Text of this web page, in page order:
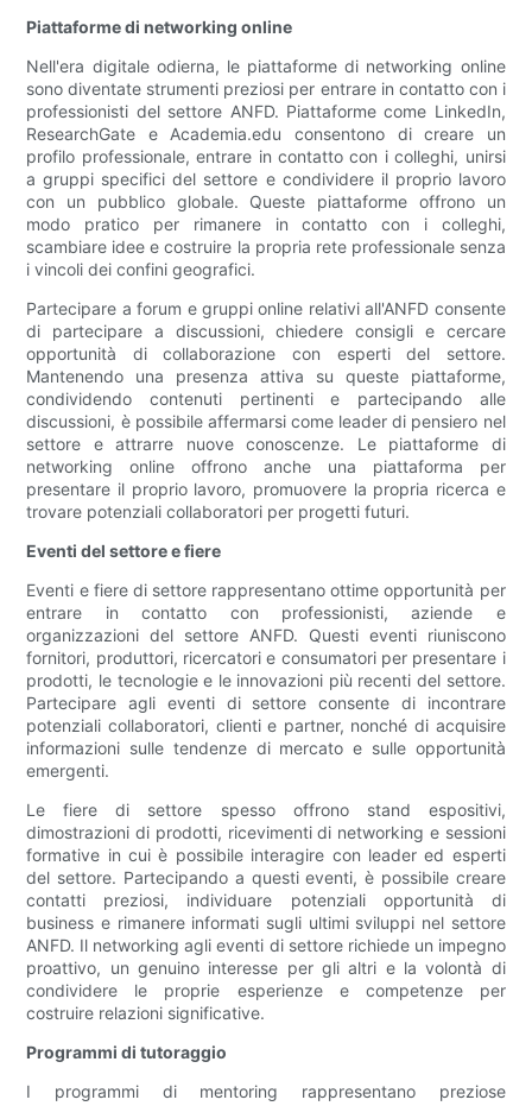
Piattaforme di networking online
Nell'era digitale odierna, le piattaforme di networking online
sono diventate strumenti preziosi per entrare in contatto con i
professionisti del settore ANFD. Piattaforme come LinkedIn,
ResearchGate e Academia.edu consentono di creare un
profilo professionale, entrare in contatto con i colleghi, unirsi
a gruppi specifici del settore e condividere il proprio lavoro
con un pubblico globale. Queste piattaforme offrono un
modo pratico per rimanere in contatto con i colleghi,
scambiare idee e costruire la propria rete professionale senza
i vincoli dei confini geografici.
Partecipare a forum e gruppi online relativi all'ANFD consente
di partecipare a discussioni, chiedere consigli e cercare
opportunità di collaborazione con esperti del settore.
Mantenendo una presenza attiva su queste piattaforme,
condividendo contenuti pertinenti e partecipando alle
discussioni, è possibile affermarsi come leader di pensiero nel
settore e attrarre nuove conoscenze. Le piattaforme di
networking online offrono anche una piattaforma per
presentare il proprio lavoro, promuovere la propria ricerca e
trovare potenziali collaboratori per progetti futuri.
Eventi del settore e fiere
Eventi e fiere di settore rappresentano ottime opportunità per
entrare in contatto con professionisti, aziende e
organizzazioni del settore ANFD. Questi eventi riuniscono
fornitori, produttori, ricercatori e consumatori per presentare i
prodotti, le tecnologie e le innovazioni più recenti del settore.
Partecipare agli eventi di settore consente di incontrare
potenziali collaboratori, clienti e partner, nonché di acquisire
informazioni sulle tendenze di mercato e sulle opportunità
emergenti.
Le fiere di settore spesso offrono stand espositivi,
dimostrazioni di prodotti, ricevimenti di networking e sessioni
formative in cui è possibile interagire con leader ed esperti
del settore. Partecipando a questi eventi, è possibile creare
contatti preziosi, individuare potenziali opportunità di
business e rimanere informati sugli ultimi sviluppi nel settore
ANFD. Il networking agli eventi di settore richiede un impegno
proattivo, un genuino interesse per gli altri e la volontà di
condividere le proprie esperienze e competenze per
costruire relazioni significative.
Programmi di tutoraggio
I programmi di mentoring rappresentano preziose